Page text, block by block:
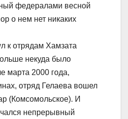
федералами весной
о нем нет никаких
к отрядам Хамзата
некуда было
марта 2000 года,
отряд Гелаева вошел
(Комсомольское). И
непрерывный